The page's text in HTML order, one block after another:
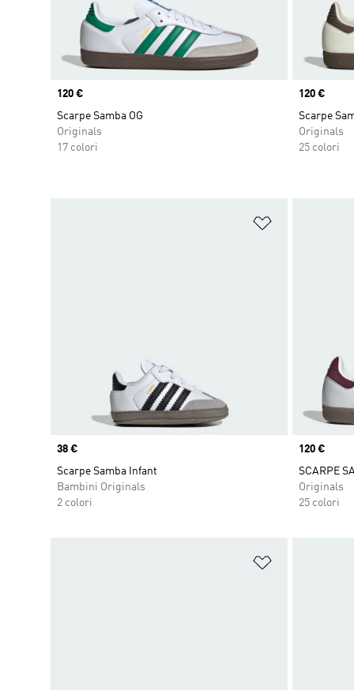
Price
120 €
Scarpe Samba OG
Originals
17 colori
Price
120 €
Scarpe
Originals
25 colori
Price
38 €
Scarpe Samba Infant
Bambini Originals
2 colori
Price
120 €
SCARPE
Originals
25 colori